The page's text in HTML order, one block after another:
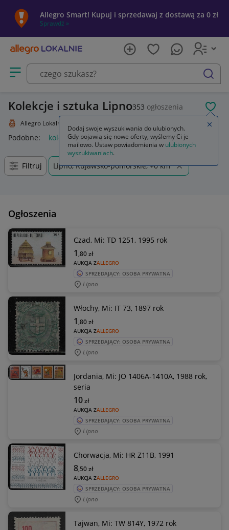
Allegro Smart! Kupuj i sprzedawaj z dostawą za 0 zł
Sprawdź »
Otwórz menu z kategoriami
szukaj
Kolekcje i sztuka Lipno353 ogłoszenia
Allegro Lokalnie
Podobne: kolekcje i sztuka
Filtruj Lipno, Kujawsko-pomorskie, +0 km
Ogłoszenia
Czad, Mi: TD 1251, 1995 rok
AUKCJA ZALLEGRO
1 ,80zł
SPRZEDAJĄCY: OSOBA PRYWATNA
Lipno
Włochy, Mi: IT 73, 1897 rok
AUKCJA ZALLEGRO
1 ,80zł
SPRZEDAJĄCY: OSOBA PRYWATNA
Lipno
Jordania, Mi: JO 1406A-1410A, 1988 rok,
seria
AUKCJA ZALLEGRO
10zł
SPRZEDAJĄCY: OSOBA PRYWATNA
Lipno
Chorwacja, Mi: HR Z11B, 1991
AUKCJA ZALLEGRO
8,50zł
SPRZEDAJĄCY: OSOBA PRYWATNA
Lipno
Tajwan, Mi: TW 814Y, 1972 rok
Dodaj swoje wyszukiwania do ulubionych.
Gdy pojawią się nowe oferty, wyślemy Ci je
mailowo. Ustaw powiadomienia w ulubionych
wyszukiwaniach.